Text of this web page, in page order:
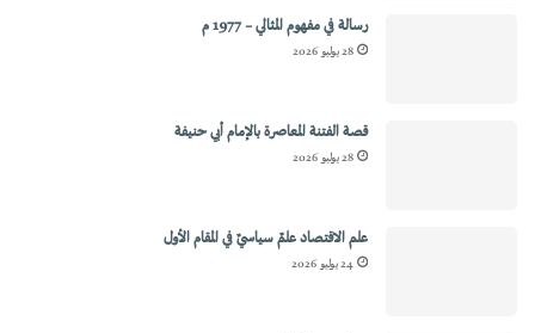
رسالة في مفهوم المثالي – 1977 م
28 يوليو 2026
قصة الفتنة المعاصرة بالإمام أبي حنيفة
28 يوليو 2026
علم الاقتصاد علمٌ سياسيٌ في المقام الأول
24 يوليو 2026